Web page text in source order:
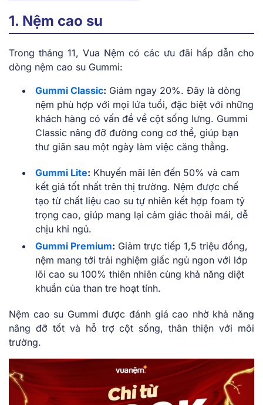
1. Nệm cao su
Trong tháng 11, Vua Nệm có các ưu đãi hấp dẫn cho
dòng nệm cao su Gummi:
Gummi Classic: Giảm ngay 20%. Đây là dòng
nệm phù hợp với mọi lứa tuổi, đặc biệt với những
khách hàng có vấn đề về cột sống lưng. Gummi
Classic nâng đỡ đường cong cơ thể, giúp bạn
thư giãn sau một ngày làm việc căng thẳng.
Gummi Lite: Khuyến mãi lên đến 50% và cam
kết giá tốt nhất trên thị trường. Nệm được chế
tạo từ chất liệu cao su tự nhiên kết hợp foam tỷ
trọng cao, giúp mang lại cảm giác thoải mái, dễ
chịu khi ngủ.
Gummi Premium: Giảm trực tiếp 1,5 triệu đồng,
nệm mang tới trải nghiệm giấc ngủ ngon với lớp
lõi cao su 100% thiên nhiên cùng khả năng diệt
khuẩn của than tre hoạt tính.
Nệm cao su Gummi được đánh giá cao nhờ khả năng
nâng đỡ tốt và hỗ trợ cột sống, thân thiện với môi
trường.